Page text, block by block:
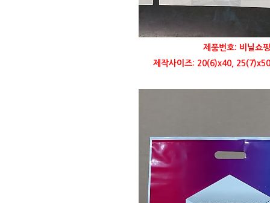
제품번호: 비닐쇼
제작사이즈: 20(6)x40,